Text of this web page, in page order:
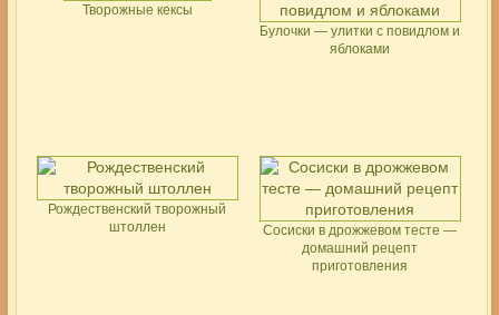
Творожные кексы
Булочки — улитки с повидлом и
яблоками
Рождественский творожный
штоллен
Сосиски в дрожжевом тесте —
домашний рецепт
приготовления